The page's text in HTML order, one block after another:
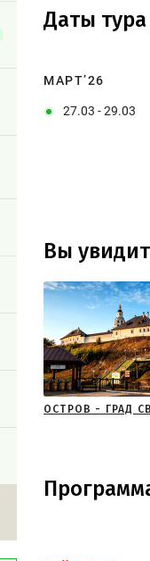
Даты тура
МАРТ’26
27.03 - 29.03
Вы
ОСТРОВ - ГРАД